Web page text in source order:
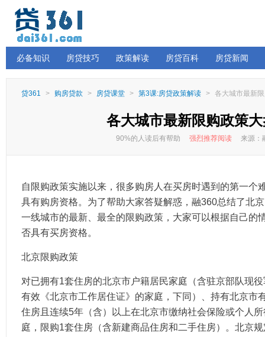
必备知识 房贷技巧 政策解读 房贷百科 房贷新闻
贷361 > 购房贷款 > 房贷课堂 > 第3课:房贷政策解读 > 各大城市最新
各大城市最新限购政策
90%的人读后有帮助 强烈推荐阅读 来源：
自限购政策实施以来，很多购房人在买房时遇到的第一个
具有购房资格。为了帮助大家答疑解惑，融360总结了北
一线城市的最新、最全的限购政策，大家可以根据自己的
否具有买房资格。
北京限购政策
对已拥有1套住房的北京市户籍居民家庭（含驻京部队现
有效《北京市工作居住证》的家庭，下同）、持有北京市
住房且连续5年（含）以上在北京市缴纳社会保险或个人
庭，限购1套住房（含新建商品住房和二手住房）。北京